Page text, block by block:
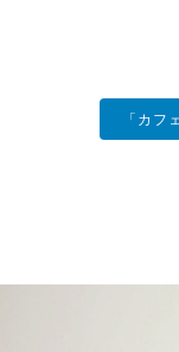
「カフ